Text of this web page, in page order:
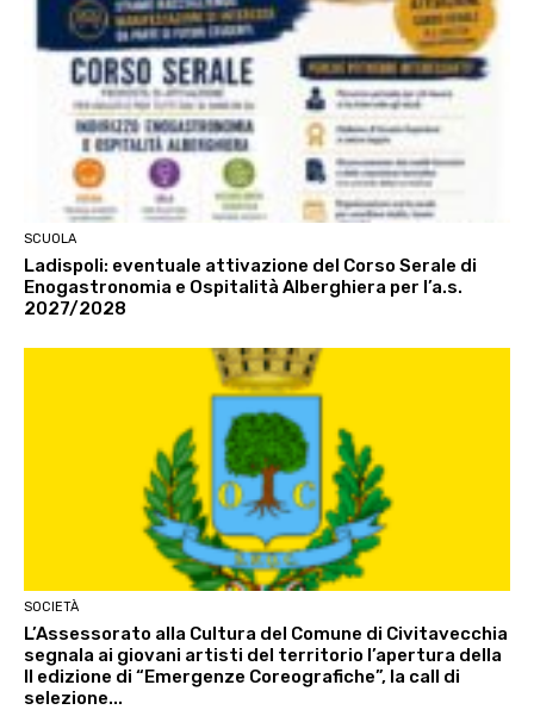
SCUOLA
Ladispoli: eventuale attivazione del Corso Serale di
Enogastronomia e Ospitalità Alberghiera per l’a.s.
2027/2028
SOCIETÀ
L’Assessorato alla Cultura del Comune di Civitavecchia
segnala ai giovani artisti del territorio l’apertura della
II edizione di “Emergenze Coreografiche”, la call di
selezione...